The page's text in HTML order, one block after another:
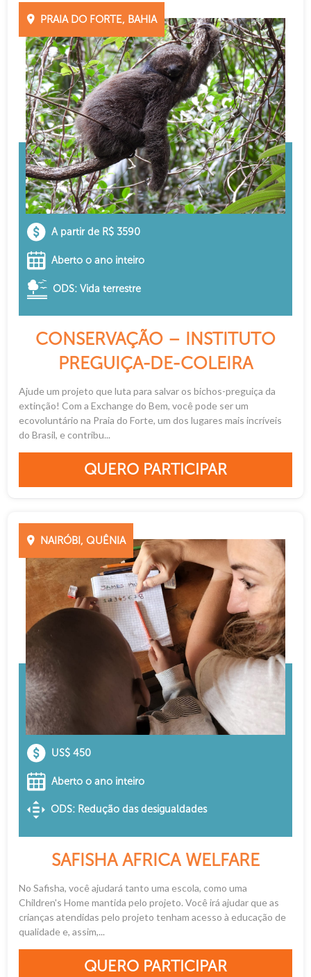
PRAIA DO FORTE, BAHIA
A partir de R$ 3590
Aberto o ano inteiro
ODS: Vida terrestre
CONSERVAÇÃO – INSTITUTO
PREGUIÇA-DE-COLEIRA
Ajude um projeto que luta para salvar os bichos-preguiça da
extinção! Com a Exchange do Bem, você pode ser um
ecovoluntário na Praia do Forte, um dos lugares mais incríveis
do Brasil, e contribu...
QUERO PARTICIPAR
NAIRÓBI, QUÊNIA
US$ 450
Aberto o ano inteiro
ODS: Redução das desigualdades
SAFISHA AFRICA WELFARE
No Safisha, você ajudará tanto uma escola, como uma
Children's Home mantida pelo projeto. Você irá ajudar que as
crianças atendidas pelo projeto tenham acesso à educação de
qualidade e, assim,...
QUERO PARTICIPAR